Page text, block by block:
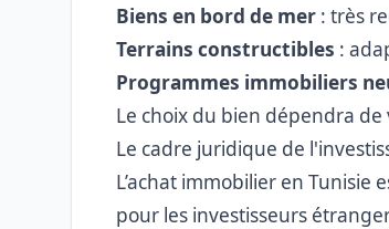
Biens en bord de mer : très
Terrains constructibles :
Programmes immobiliers
Le choix du bien dépendra
Le cadre juridique de
L’achat immobilier en
pour les investisseurs